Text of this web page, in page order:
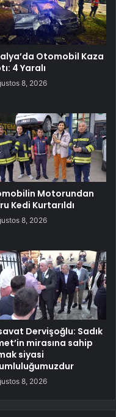
Otomobil Kaza
4 Yaralı
8, 2026
Motorundan
Kedi Kurtarıldı
8, 2026
Dervişoğlu: Sadık
mirasına sahip
siyasi
8, 2026